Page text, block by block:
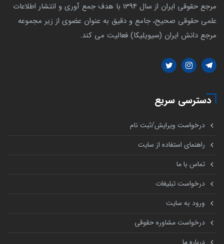
مرجع حقوقی ایران از سال 1394 با هدف جمع آوری و انتشار اطلاعات
علمی حقوقی صحیح، جامع و دقیق به عنوان عضوی از زیر مجموعه
مرجع دانش ایران (سیویلیکا) فعالیت می کند.
دسترسی سریع
درخواست ویرایش/ثبت نام
راهنمای استفاده از سایت
تماس با ما
درخواست تبلیغات
ورود به سایت
درخواست مشاوره حقوقی